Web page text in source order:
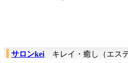
サロンkei キレイ・癒し（エステ